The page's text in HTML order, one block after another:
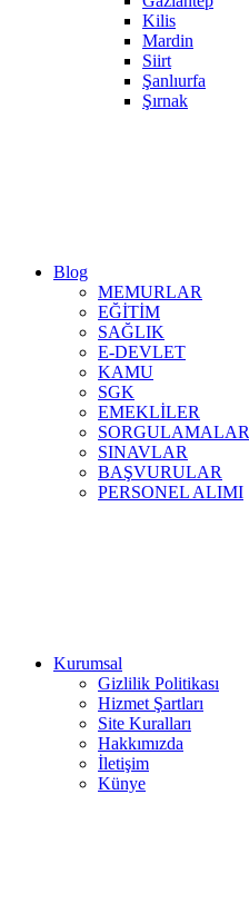
Kilis
Mardin
Siirt
Şanlıurfa
Şırnak
Blog
MEMURLAR
EĞİTİM
SAĞLIK
E-DEVLET
KAMU
SGK
EMEKLİLER
SORGULAMALAR
SINAVLAR
BAŞVURULAR
PERSONEL ALIMI
Kurumsal
Gizlilik Politikası
Hizmet Şartları
Site Kuralları
Hakkımızda
İletişim
Künye